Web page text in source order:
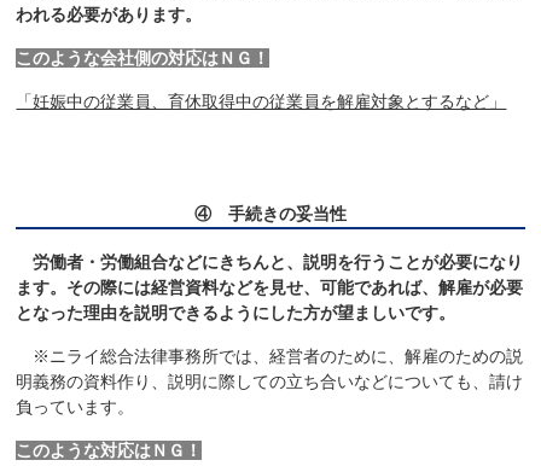
われる必要があります。
このような会社側の対応はＮＧ！
「妊娠中の従業員、育休取得中の従業員を解雇対象とするなど」
④ 手続きの妥当性
労働者・労働組合などにきちんと、説明を行うことが必要になり
ます。その際には経営資料などを見せ、可能であれば、解雇が必要
となった理由を説明できるようにした方が望ましいです。
※ニライ総合法律事務所では、経営者のために、解雇のための説
明義務の資料作り、説明に際しての立ち合いなどについても、請け
負っています。
このような対応はＮＧ！